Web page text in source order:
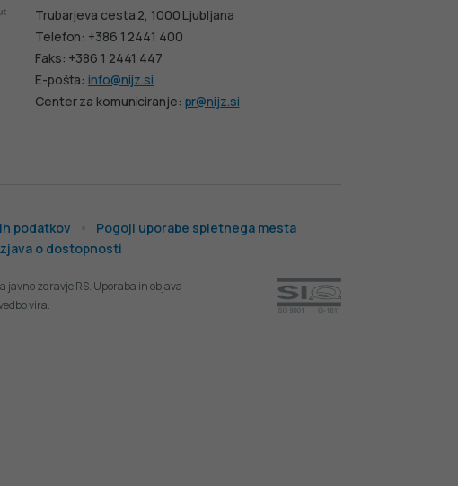
Trubarjeva cesta 2, 1000 Ljubljana
Telefon: +386 1 2441 400
Faks: +386 1 2441 447
E-pošta:info@nijz.si
Center za komuniciranje: pr@nijz.si
podatkov
Pogoji uporabe spletnega mesta
o dostopnosti
zdravje RS. Uporaba in objava
vira.